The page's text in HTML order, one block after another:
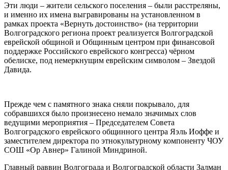
Эти люди – жители сельского поселения – были расстреляны,
и именно их имена выгравированы на установленном в
рамках проекта «Вернуть достоинство» (на территории
Волгоградского региона проект реализуется Волгоградской
еврейской общиной и Общинным центром при финансовой
поддержке Российского еврейского конгресса) чёрном
обелиске, под немеркнущим еврейским символом – Звездой
Давида.
Прежде чем с памятного знака сняли покрывало, для
собравшихся было произнесено немало значимых слов
ведущими мероприятия – Председателем Совета
Волгоградского еврейского общинного центра Яэль Иоффе и
заместителем директора по этнокультурному компоненту ЧОУ
СОШ «Ор Авнер» Галиной Миндриной.
Главный раввин Волгограда и Волгоградской области Залман